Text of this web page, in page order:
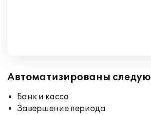
Автоматизированы
Банк и касса
Завершение периода